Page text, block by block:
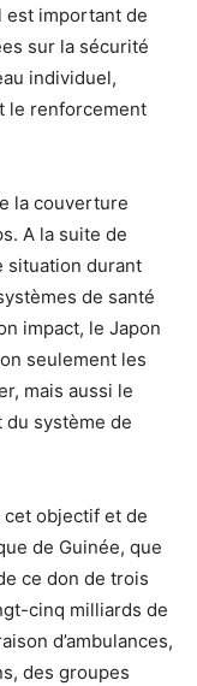
est important de
sur la sécurité
individuel,
le renforcement
la couverture
A la suite de
situation durant
de santé
impact, le Japon
seulement les
mais aussi le
système de
cet objectif et de
de Guinée, que
ce don de trois
cinq milliards de
d’ambulances,
des groupes